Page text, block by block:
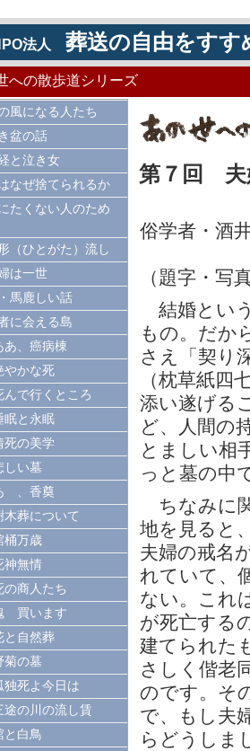
法人 葬送の自由をすす
への散歩道シリーズ
風になる人たち
盆の話
と泣き女
なぜ捨てられるか
たくない人のため
（ひとがた）流し
は一世
馬鹿しい話
に会える島
、癌病棟
かな死
で行くところ
と永眠
の美学
い墓
、香奠
葬について
万歳
無情
商人たち
買います
自然葬
の墓
死よ今日は
の川の流し賃
白鳥
第７回 夫
俗学者・酒
（題字・写
結婚とい
もの。だか
さえ「契り
（枕草紙
添い遂げる
ど、人間の
とましい相
っと墓の中
ちなみに
地を見ると
夫婦の戒名
れていて、
ない。これ
が死亡する
建てられた
さしく偕老
のです。そ
で、もし夫
らどうしま